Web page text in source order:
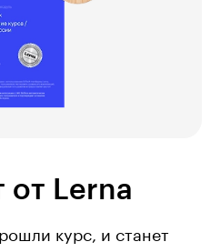
от Lerna
курс, и станет